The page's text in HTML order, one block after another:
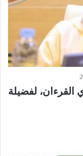
لفضيلة